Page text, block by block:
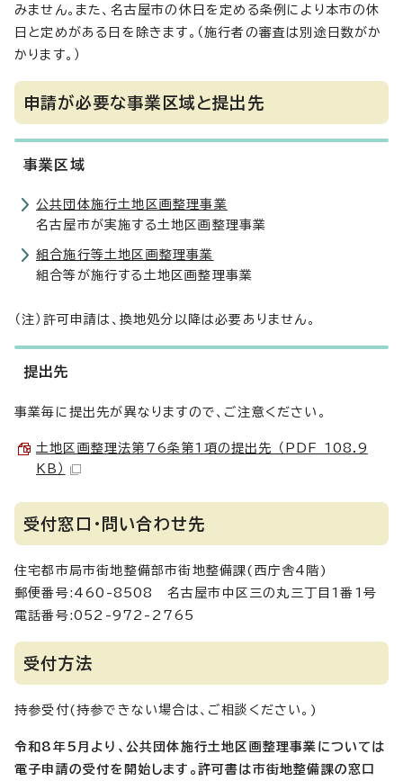
みません。また、名古屋市の休日を定める条例により本市の休
日と定めがある日を除きます。（施行者の審査は別途日数がか
かります。）
申請が必要な事業区域と提出先
事業区域
公共団体施行土地区画整理事業
名古屋市が実施する土地区画整理事業
組合施行等土地区画整理事業
組合等が施行する土地区画整理事業
（注）許可申請は、換地処分以降は必要ありません。
提出先
事業毎に提出先が異なりますので、ご注意ください。
土地区画整理法第76条第1項の提出先 （PDF 108.9
KB）
受付窓口・問い合わせ先
住宅都市局市街地整備部市街地整備課(西庁舎4階)
郵便番号:460-8508 名古屋市中区三の丸三丁目1番1号
電話番号:052-972-2765
受付方法
持参受付(持参できない場合は、ご相談ください。)
令和8年5月より、公共団体施行土地区画整理事業については
電子申請の受付を開始します。許可書は市街地整備課の窓口